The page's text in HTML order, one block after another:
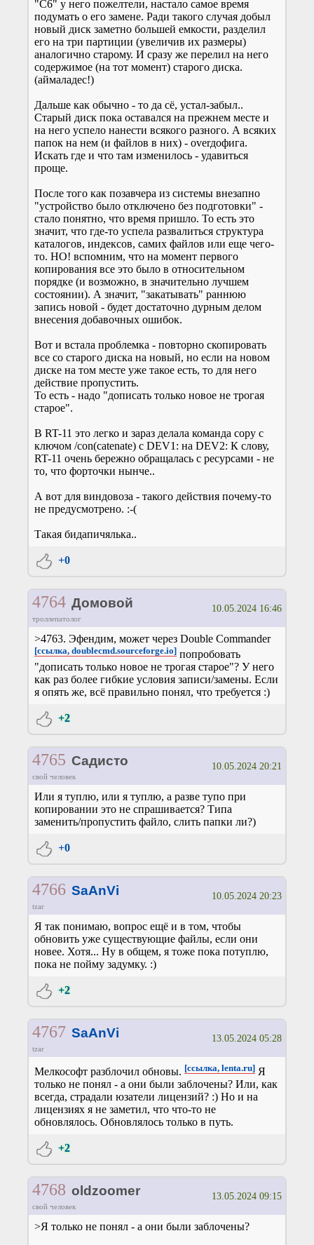
"С6" у него пожелтели, настало самое время
подумать о его замене. Ради такого случая добыл
новый диск заметно большей емкости, разделил
его на три партиции (увеличив их размеры)
аналогично старому. И сразу же перелил на него
содержимое (на тот момент) старого диска.
(аймаладес!)
Дальше как обычно - то да сё, устал-забыл..
Старый диск пока оставался на прежнем месте и
на него успело нанести всякого разного. А всяких
папок на нем (и файлов в них) - overдофига.
Искать где и что там изменилось - удавиться
проще.
После того как позавчера из системы внезапно
"устройство было отключено без подготовки" -
стало понятно, что время пришло. То есть это
значит, что где-то успела развалиться структура
каталогов, индексов, самих файлов или еще чего-
то. НО! вспомним, что на момент первого
копирования все это было в относительном
порядке (и возможно, в значительно лучшем
состоянии). А значит, "закатывать" раннюю
запись новой - будет достаточно дурным делом
внесения добавочных ошибок.
Вот и встала проблемка - повторно скопировать
все со старого диска на новый, но если на новом
диске на том месте уже такое есть, то для него
действие пропустить.
То есть - надо "дописать только новое не трогая
старое".
В RT-11 это легко и зараз делала команда copy с
ключом /con(catenate) с DEV1: на DEV2: К слову,
RT-11 очень бережно обращалась с ресурсами - не
то, что форточки нынче..
А вот для виндовоза - такого действия почему-то
не предусмотрено. :-(
Такая бидапичялька..
+0
4764 Домовой
троллепатолог
10.05.2024 16:46
>4763. Эфендим, может через Double Commander
[ссылка, doublecmd.sourceforge.io] попробовать
"дописать только новое не трогая старое"? У него
как раз более гибкие условия записи/замены. Если
я опять же, всё правильно понял, что требуется :)
+2
4765 Садисто
свой человек
10.05.2024 20:21
Или я туплю, или я туплю, а разве тупо при
копировании это не спрашивается? Типа
заменить/пропустить файло, слить папки ли?)
+0
4766 SaAnVi
tzar
10.05.2024 20:23
Я так понимаю, вопрос ещё и в том, чтобы
обновить уже существующие файлы, если они
новее. Хотя... Ну в общем, я тоже пока потуплю,
пока не пойму задумку. :)
+2
4767 SaAnVi
tzar
13.05.2024 05:28
Мелкософт разблочил обновы. [ссылка, lenta.ru] Я
только не понял - а они были заблочены? Или, как
всегда, страдали юзатели лицензий? :) Но и на
лицензиях я не заметил, что что-то не
обновлялось. Обновлялось только в путь.
+2
4768 oldzoomer
свой человек
13.05.2024 09:15
>Я только не понял - а они были заблочены?